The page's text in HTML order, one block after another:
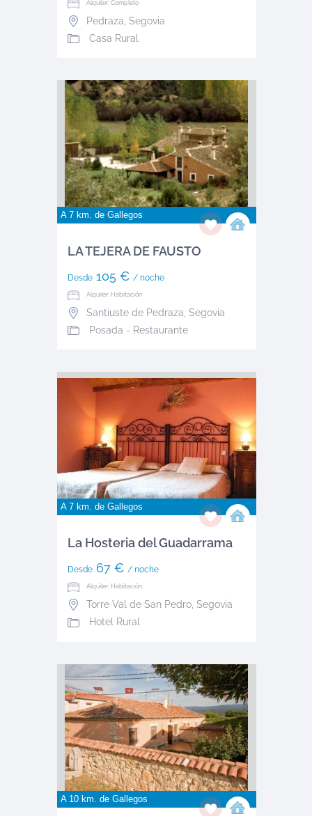
Alquiler: Completo
Pedraza Segovia
Casa Rural
A 7 km. de Gallegos
LA TEJERA DE FAUSTO
Desde105 € / noche
Alquiler: Habitación
Santiuste de Pedraza Segovia
Posada - Restaurante
A 7 km. de Gallegos
La Hosteria del Guadarrama
Desde67 € / noche
Alquiler: Habitación
Torre Val de San Pedro, Segovia
Hotel Rural
A 10 km. de Gallegos